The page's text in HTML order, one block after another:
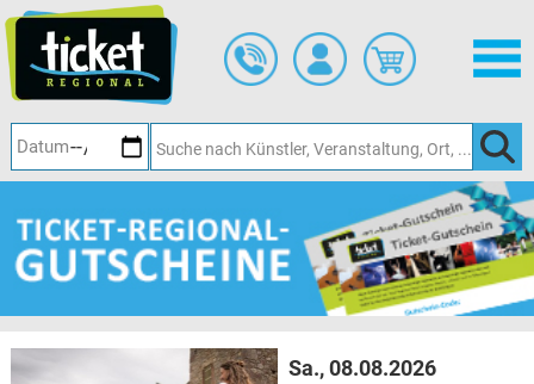
Hauptinhalt
springen
Sa., 08.08.2026